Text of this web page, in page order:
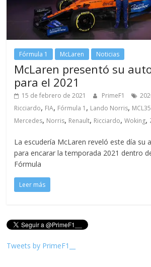
Fórmula 1 McLaren Noticias
McLaren presentó su
para el 2021
15 de febrero de 2021 PrimeF1
Ricciardo, FIA, Fórmula 1 , Lando Norris,
Mercedes, Norris, Renault, Ricciardo,Woking,
La escudería McLaren reveló este día su
para encarar la temporada 2021 dentro
Fórmula
Leer más
Tweets by PrimeF1__